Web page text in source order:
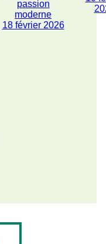
passion
moderne
18 février 2026